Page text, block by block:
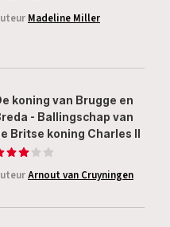
Madeline Miller
koning van Brugge en
- Ballingschap van
Britse koning Charles II
Arnout van Cruyningen